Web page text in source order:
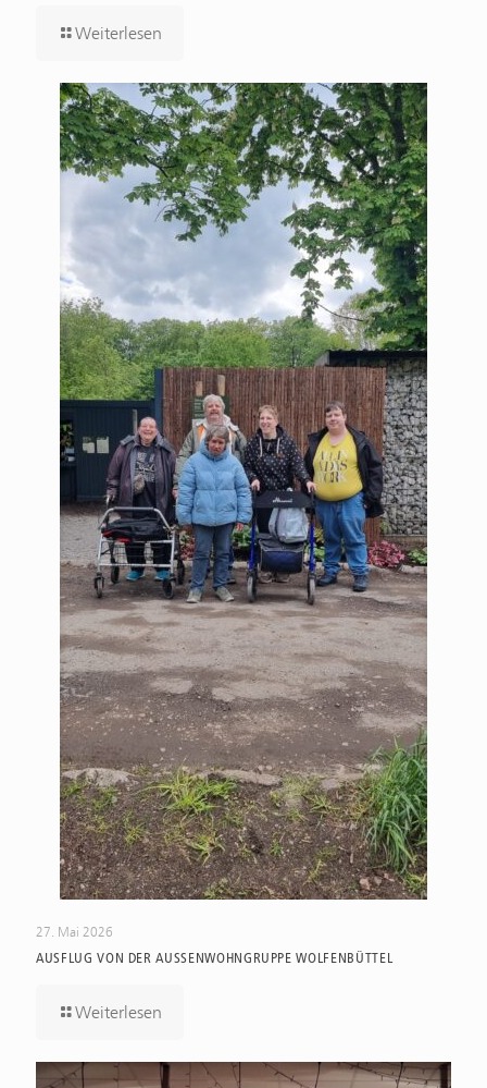
Weiterlesen
27. Mai 2026
AUSFLUG VON DER AUSSENWOHNGRUPPE WOLFENBÜTTEL
Weiterlesen